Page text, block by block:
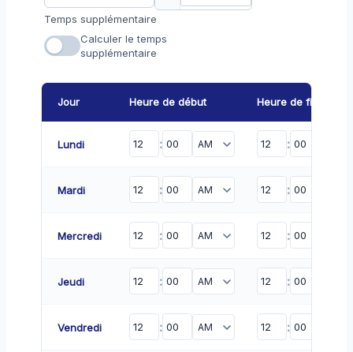
Temps supplémentaire
Calculer le temps
supplémentaire
Jour Heure de début Heure de fin
Lundi : :
Mardi : :
Mercredi : :
Jeudi : :
Vendredi : :